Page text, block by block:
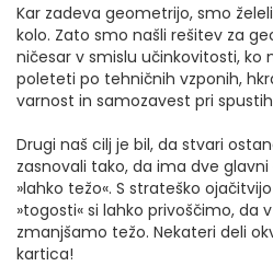
Kar zadeva geometrijo, smo
kolo. Zato smo našli rešitev za
ničesar v smislu učinkovitosti,
poleteti po tehničnih vzponih,
varnost in samozavest pri
Drugi naš cilj je bil, da stvari
zasnovali tako, da ima dve glavni
»lahko težo«. S strateško
»togosti« si lahko privoščimo, da
zmanjšamo težo. Nekateri deli
kartica!